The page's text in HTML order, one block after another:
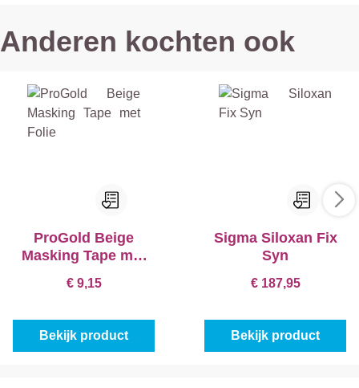
Anderen kochten ook
ProGold Beige
Masking Tape met
€ 9,15
Bekijk product
Sigma Siloxan Fix
Syn
€ 187,95
Bekijk product